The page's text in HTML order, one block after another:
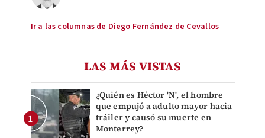
Ir a las columnas de Diego Fernández de Cevallos
LAS MÁS VISTAS
¿Quién es Héctor 'N', el hombre
que empujó a adulto mayor hacia
tráiler y causó su muerte en
Monterrey?